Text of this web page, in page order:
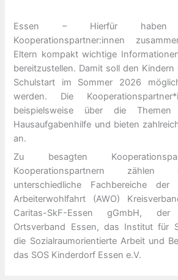
Essen – Hierfür haben
Kooperationspartner:innen
Eltern kompakt wichtige
bereitzustellen. Damit soll den
Schulstart im Sommer 2026
werden. Die
beispielsweise über die
Hausaufgabenhilfe und bieten
an.
Zu besagten
Kooperationspartnern zählen
unterschiedliche Fachbereiche
Arbeiterwohlfahrt (AWO)
Caritas-SkF-Essen gGmbH, der
Ortsverband Essen, das Institut für
die Sozialraumorientierte Arbeit und
das SOS Kinderdorf Essen e.V.